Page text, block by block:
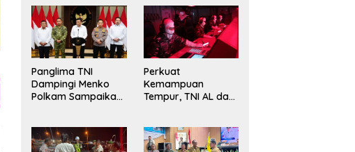
Brevet Korps
Marinir
Panglima TNI
Dampingi Menko
Polkam Sampaikan
Bangsa
Perkuat
Kemampuan
Tempur, TNI AL dan
Latihan ORRUDA
2026